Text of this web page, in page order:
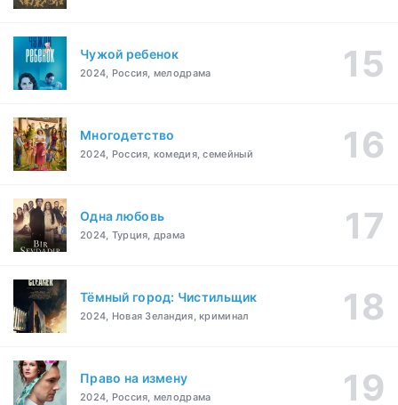
Чужой ребенок
2024, Россия, мелодрама
Многодетство
2024, Россия, комедия, семейный
Одна любовь
2024, Турция, драма
Тёмный город: Чистильщик
2024, Новая Зеландия, криминал
Право на измену
2024, Россия, мелодрама